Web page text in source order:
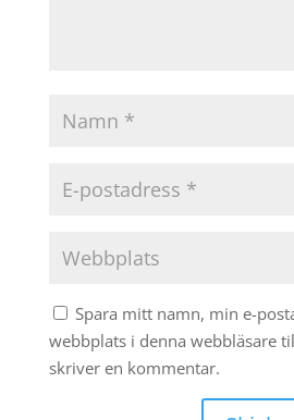
Spara mitt namn, min e-
webbplats i denna webbläsare
skriver en kommentar.